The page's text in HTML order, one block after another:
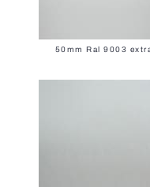
50mm Ral 9003